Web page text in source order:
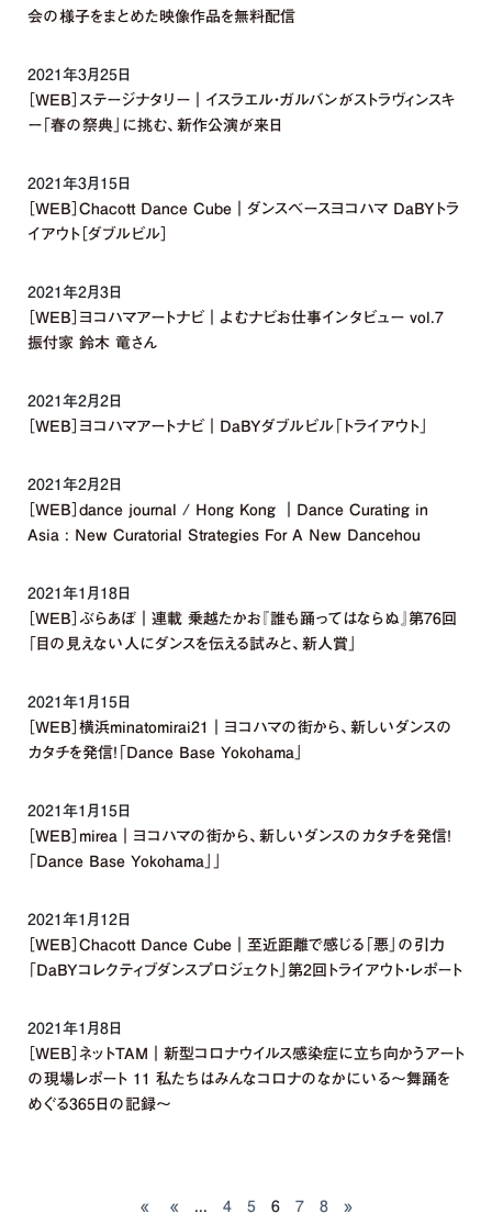
会の様子をまとめた映像作品を無料配信
2021年3月25日
［WEB］ステージナタリー｜イスラエル・ガルバンがストラヴィンスキ
ー「春の祭典」に挑む、新作公演が来日
2021年3月15日
［WEB］Chacott Dance Cube｜ダンスベースヨコハマ DaBYトラ
イアウト［ダブルビル］
2021年2月3日
［WEB］ヨコハマアートナビ｜よむナビお仕事インタビュー vol.7
振付家 鈴木 竜さん
2021年2月2日
［WEB］ヨコハマアートナビ｜DaBYダブルビル「トライアウト」
2021年2月2日
［WEB］dance journal / Hong Kong ｜Dance Curating in
Asia : New Curatorial Strategies For A New Dancehou
2021年1月18日
［WEB］ぶらあぼ｜連載 乗越たかお『誰も踊ってはならぬ』第76回
「目の見えない人にダンスを伝える試みと、新人賞」
2021年1月15日
［WEB］横浜minatomirai21｜ヨコハマの街から、新しいダンスの
カタチを発信！「Dance Base Yokohama」
2021年1月15日
［WEB］mirea｜ヨコハマの街から、新しいダンスのカタチを発信！
「Dance Base Yokohama」」
2021年1月12日
［WEB］Chacott Dance Cube｜至近距離で感じる「悪」の引力
「DaBYコレクティブダンスプロジェクト」第2回トライアウト・レポート
2021年1月8日
［WEB］ネットTAM｜新型コロナウイルス感染症に立ち向かうアート
の現場レポート 11 私たちはみんなコロナのなかにいる～舞踊を
めぐる365日の記録～
« « ... 4 5 6 7 8 »